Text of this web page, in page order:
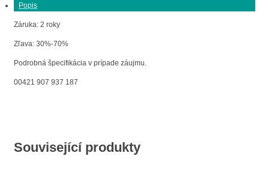
Popis
Záruka: 2 roky
Zľava: 30%-70%
Podrobná špecifikácia v prípade záujmu.
00421 907 937 187
Související produkty